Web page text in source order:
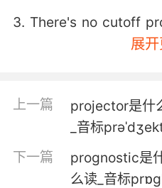
3. There's no cutoff
there's no
4. You do that for me,
你帮我 戏剧部就归你了
5. They do what
展
上一篇
projector是什
_音标
下一篇
prognostic是
么读_音标